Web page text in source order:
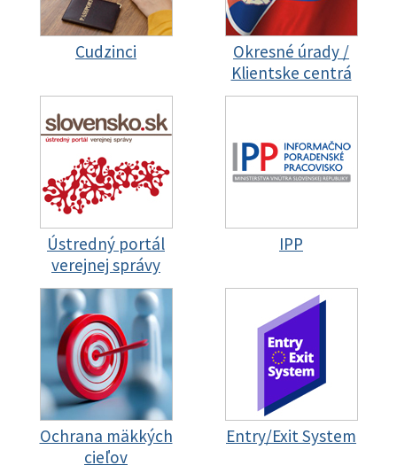
Cudzinci
Okresné úrady /
Klientske centrá
Ústredný portál
verejnej správy
IPP
Ochrana mäkkých
cieľov
Entry/Exit System